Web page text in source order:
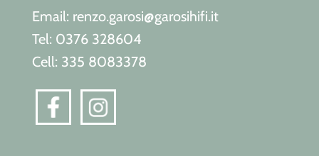
Email: renzo.garosi@garosihifi.it
Tel: 0376 328604
Cell: 335 8083378